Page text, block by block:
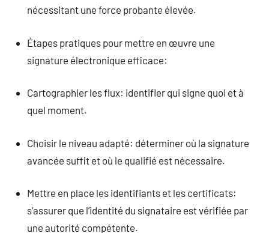
nécessitant une force probante élevée.
Étapes pratiques pour mettre en œuvre une
signature électronique efficace:
Cartographier les flux: identifier qui signe quoi et à
quel moment.
Choisir le niveau adapté: déterminer où la signature
avancée suffit et où le qualifié est nécessaire.
Mettre en place les identifiants et les certificats:
s’assurer que l’identité du signataire est vérifiée par
une autorité compétente.